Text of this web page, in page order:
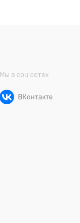
Мы в соц сетях
ВКонтакте